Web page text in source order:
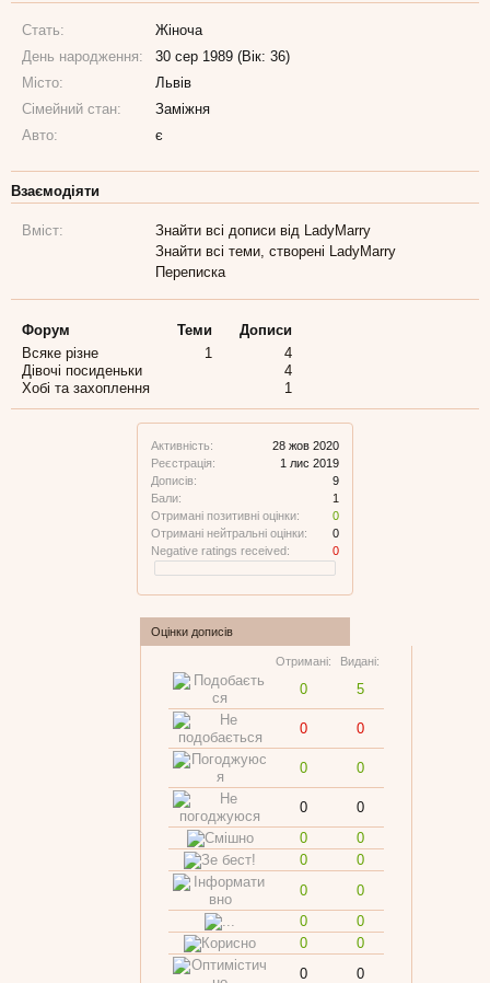
Активність:
28 жов 2020
Реєстрація:
1 лис 2019
Дописів:
9
Бали:
1
Отримані позитивні оцінки:
0
Отримані нейтральні оцінки:
0
Negative ratings received:
0
Оцінки дописів
Отримані: Видані:
0 5
0 0
0 0
0
0
0
0
0
0
0
0
0
0
0
0
0
0
Стать:
Жіноча
День народження:
30 сер 1989 (Вік: 36)
Місто:
Львів
Сімейний стан:
Заміжня
Авто:
є
Взаємодіяти
Вміст:
Знайти всі дописи від LadyMarry
Знайти всі теми, створені LadyMarry
Переписка
Форум Теми
Дописи
Всяке різне
1
4
Дівочі посиденьки
4
Хобі та захоплення
1